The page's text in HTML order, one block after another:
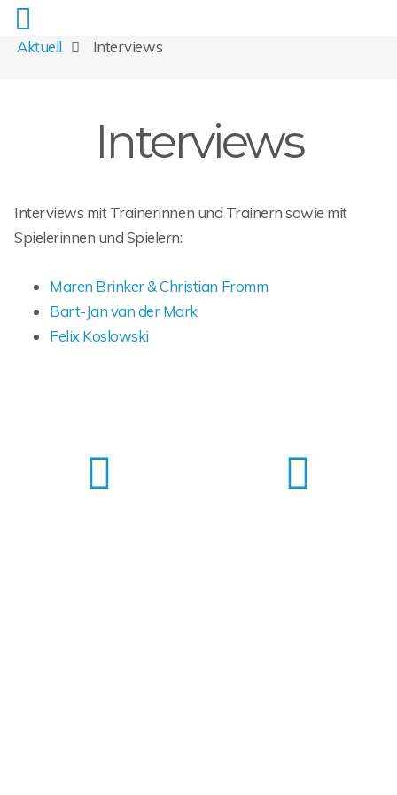
Aktuell Interviews
Interviews
Interviews mit Trainerinnen und Trainern sowie mit
Spielerinnen und Spielern:
Maren Brinker & Christian Fromm
Bart-Jan van der Mark
Felix Koslowski